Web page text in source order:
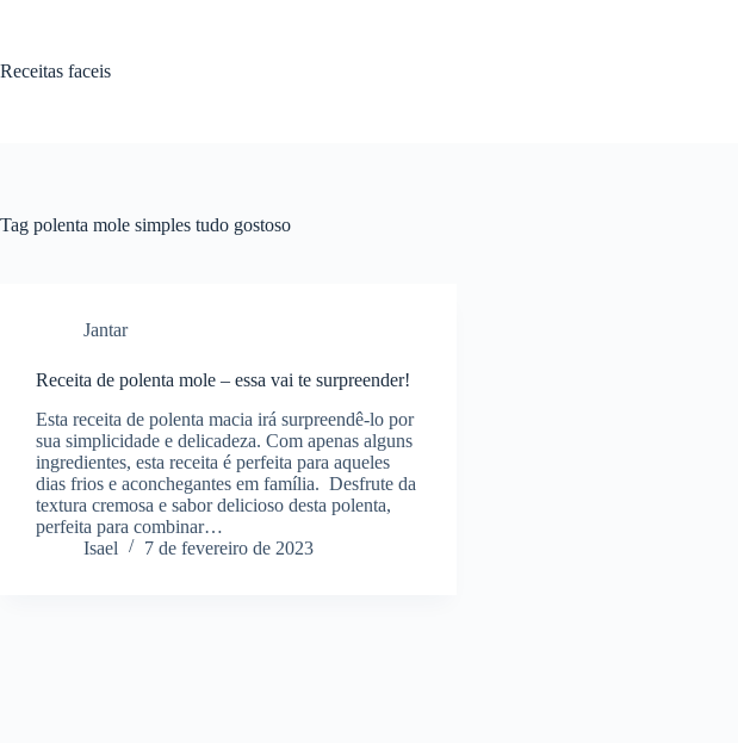
conteúdo
Receitas faceis
Tag polenta mole simples tudo gostoso
Jantar
Receita de polenta mole – essa vai te surpreender!
Esta receita de polenta macia irá surpreendê-lo por
sua simplicidade e delicadeza. Com apenas alguns
ingredientes, esta receita é perfeita para aqueles
dias frios e aconchegantes em família. Desfrute da
textura cremosa e sabor delicioso desta polenta,
perfeita para combinar…
Isael
7 de fevereiro de 2023